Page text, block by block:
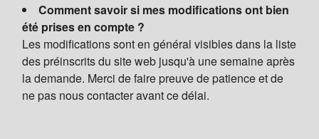
Comment savoir si mes modifications ont bien
été prises en compte ?
Les modifications sont en général visibles dans la liste
des préinscrits du site web jusqu'à une semaine après
la demande. Merci de faire preuve de patience et de
ne pas nous contacter avant ce délai.